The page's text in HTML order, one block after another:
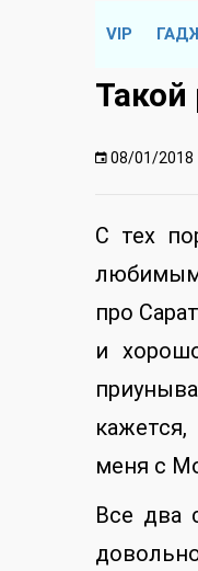
VIP
08/01/2018
С тех
любимым
про
и
меня с
Все два